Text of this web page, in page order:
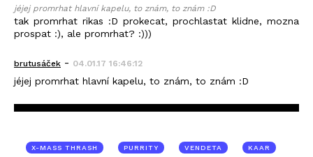
jéjej promrhat hlavní kapelu, to znám, to znám :D
tak promrhat rikas :D prokecat, prochlastat klidne, mozna
prospat :), ale promrhat? :)))
brutusáček - 04.01.17 16:46:12
jéjej promrhat hlavní kapelu, to znám, to znám :D
X-MASS THRASH PURRITY VENDETA KAAR